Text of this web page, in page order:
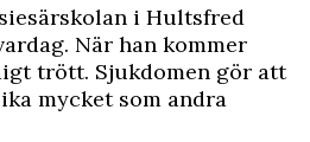
i Hultsfred
När han kommer
trött. Sjukdomen gör att
mycket som andra